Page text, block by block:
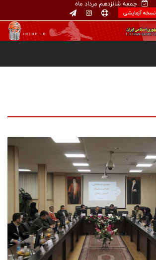
جمعه شانزدهم مرداد ماه
نسخه آزمایشی